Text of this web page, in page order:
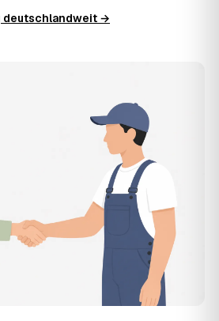
ist, gilt. Anrechenbare
Festpreis-Angebote geprüfter
am Rhein zum Vergleichen.
Entrümpler, den Sie selbst
einer normalen
am Rhein?
Wohnung mit rund 65 m² liegen
am Rhein bei etwa 1.840 €, das
rund 32,8 € je Quadratmeter.
Aufzug), Menge und Sperrmüllanteil
nach oben oder unten — den
Ihnen der Entrümpler nach
deutschlandweit →